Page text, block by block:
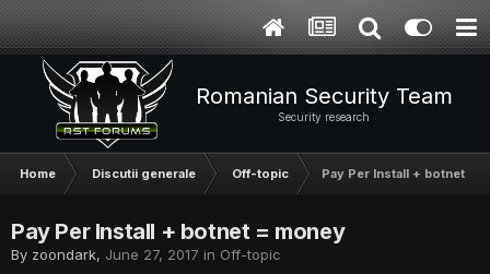
Romanian Security Team
Security research
Home Discutii generale Off-topic Pay Per Install + botnet =
Pay Per Install + botnet = money
By zoondark, June 27, 2017 in Off-topic